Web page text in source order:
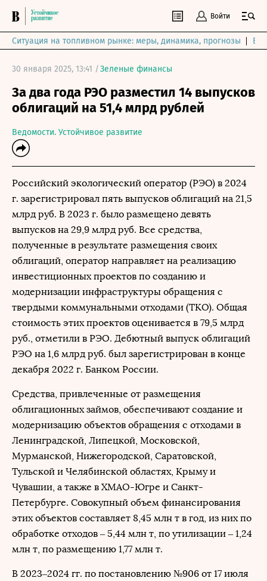
Войти
Ситуация на топливном рынке: меры, динамика, прогнозы
30 января 2025, 13:41 /Зеленые финансы
За два года РЭО разместил 14 выпусков
облигаций на 51,4 млрд рублей
Ведомости. Устойчивое развитие
Российский экологический оператор (РЭО) в 2024
г. зарегистрировал пять выпусков облигаций на 21,5
млрд руб. В 2023 г. было размещено девять
выпусков на 29,9 млрд руб. Все средства,
полученные в результате размещения своих
облигаций, оператор направляет на реализацию
инвестиционных проектов по созданию и
модернизации инфраструктуры обращения с
твердыми коммунальными отходами (ТКО). Общая
стоимость этих проектов оценивается в 79,5 млрд
руб., отметили в РЭО. Дебютный выпуск облигаций
РЭО на 1,6 млрд руб. был зарегистрирован в конце
декабря 2022 г. Банком России.
Средства, привлеченные от размещения
облигационных займов, обеспечивают создание и
модернизацию объектов обращения с отходами в
Ленинградской, Липецкой, Московской,
Мурманской, Нижегородской, Саратовской,
Тульской и Челябинской областях, Крыму и
Чувашии, а также в ХМАО-Югре и Санкт-
Петербурге. Совокупный объем финансирования
этих объектов составляет 8,45 млн т в год, из них по
обработке отходов – 5,44 млн т, по утилизации – 1,24
млн т, по размещению 1,77 млн т.
В 2023–2024 гг. по постановлению №906 от 17 июля